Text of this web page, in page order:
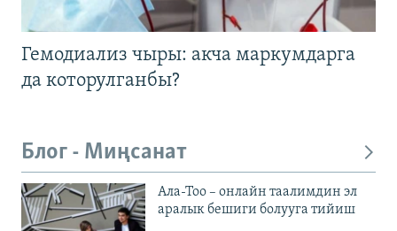
Гемодиализ чыры: акча маркумдарга
да которулганбы?
Блог - Миңсанат
Ала-Тоо – онлайн таалимдин эл
аралык бешиги болууга тийиш